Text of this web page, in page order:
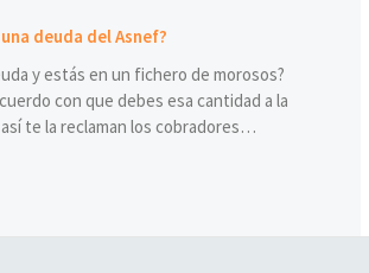
deuda del Asnef?
y estás en un fichero de morosos?
con que debes esa cantidad a la
te la reclaman los cobradores…